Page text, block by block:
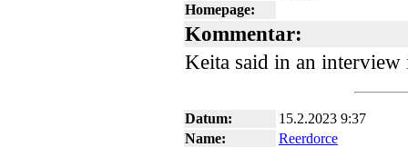
Homepage:
Kommentar:
Keita said in an
Datum:
15.2.2023 9:37
Name:
Reerdorce